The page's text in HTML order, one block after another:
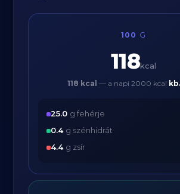
100 G
118kcal
118 kcal — a napi 2000 kcal kb.
25.0 g fehérje
0.4 g szénhidrát
4.4 g zsír